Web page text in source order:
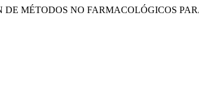
DE MÉTODOS NO FARMACOLÓGICOS